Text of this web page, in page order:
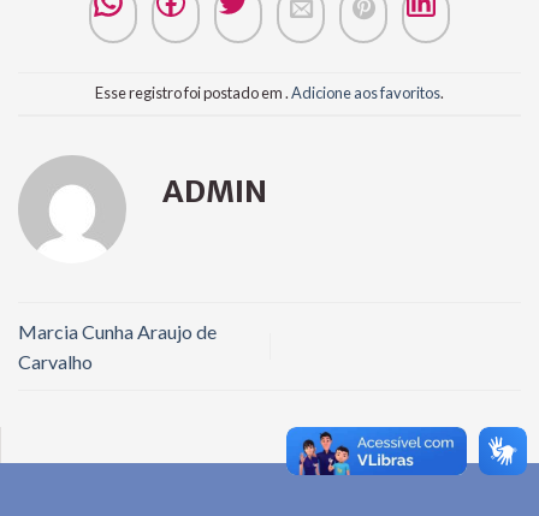
Esse registro foi postado em .Adicione aos favoritos.
ADMIN
Marcia Cunha Araujo de
Carvalho